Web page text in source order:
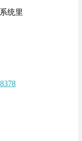
统里